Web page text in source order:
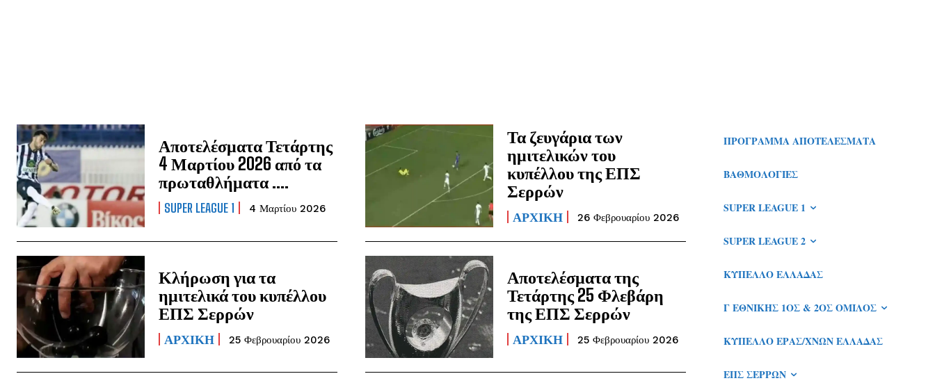
Αποτελέσματα Τετάρτης
4 Μαρτίου 2026 από τα
πρωταθλήματα ….
SUPER LEAGUE 1 4 Μαρτίου 2026
Τα ζευγάρια των
ημιτελικών του
κυπέλλου της ΕΠΣ
Σερρών
ΑΡΧΙΚΗ 26 Φεβρουαρίου 2026
Κλήρωση για τα
ημιτελικά του κυπέλλου
ΕΠΣ Σερρών
ΑΡΧΙΚΗ 25 Φεβρουαρίου 2026
Αποτελέσματα της
Τετάρτης 25 Φλεβάρη
της ΕΠΣ Σερρών
ΑΡΧΙΚΗ 25 Φεβρουαρίου 2026
ΠΡΌΓΡΑΜΜΑ ΑΠΟΤΕΛΈΣΜΑΤΑ
ΒΑΘΜΟΛΟΓΊΕΣ
SUPER LEAGUE 1
SUPER LEAGUE 2
ΚΎΠΕΛΛΟ ΕΛΛΆΔΑΣ
Γ ΕΘΝΙΚΉΣ 1ΟΣ & 2ΟΣ ΌΜΙΛΟΣ
ΚΎΠΕΛΛΟ ΕΡΑΣ/ΧΝΏΝ ΕΛΛΆΔΑΣ
ΕΠΣ ΣΕΡΡΏΝ